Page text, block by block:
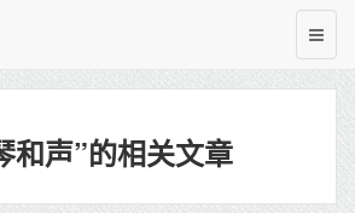
和声”的相关文章